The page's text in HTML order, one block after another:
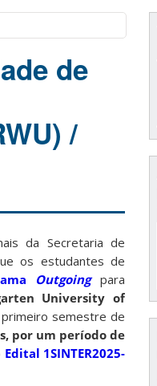
de
/
da Secretaria de
os estudantes de
Outgoingpara
University of
primeiro semestre de
por um período de
Edital 1SINTER2025-